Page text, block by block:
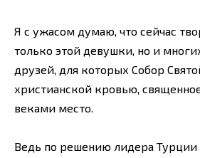
Я с ужасом думаю, что сейчас
только этой девушки, но и
друзей, для которых Собор
христианской кровью,
веками место.
Ведь по решению лидера Турции